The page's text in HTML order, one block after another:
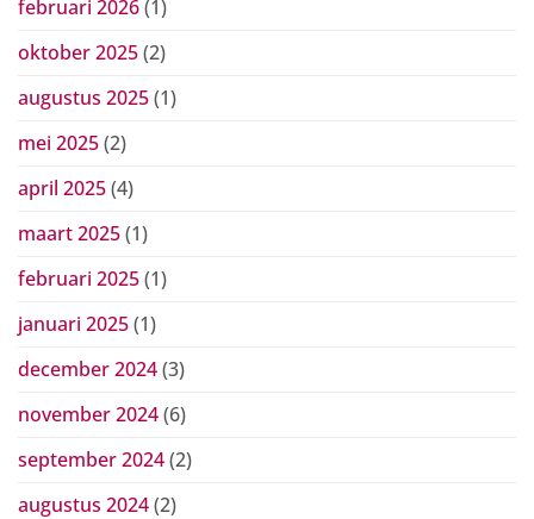
februari 2026(1)
oktober 2025(2)
augustus 2025(1)
mei 2025(2)
april 2025(4)
maart 2025(1)
februari 2025(1)
januari 2025(1)
december 2024(3)
november 2024(6)
september 2024(2)
augustus 2024(2)